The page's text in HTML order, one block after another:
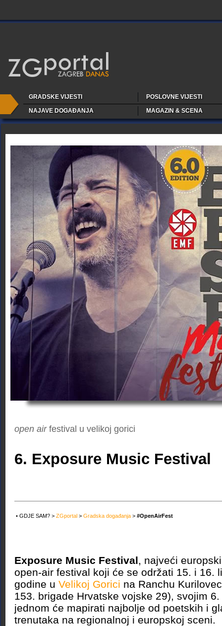
GRADSKE VIJESTI
POSLOVNE VIJESTI
NAJAVE DOGAĐANJA
MAGAZIN & SCENA
open airfestival u velikoj gorici
6. Exposure Music Festival
• GDJE SAM? > ZGportal > Gradska događanja > #OpenAirFest
Exposure Music Festival, najveći
open-air festival koji će se održati 15. i 16.
godine u Velikoj Gorici na Ranchu
153. brigade Hrvatske vojske 29), svojim
jednom će mapirati najbolje od poetskih i
trenutaka na regionalnoj i europskoj sceni.